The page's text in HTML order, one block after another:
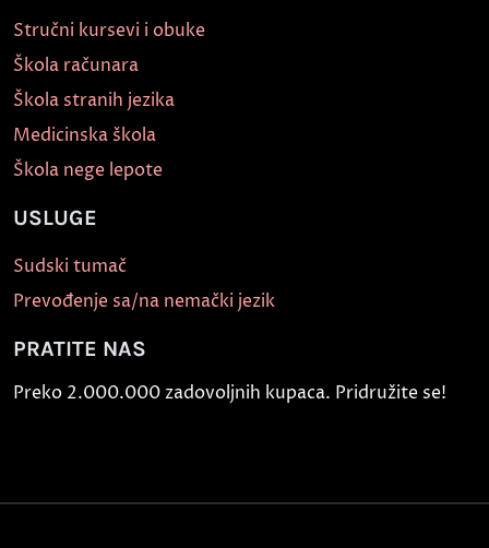
Stručni kursevi i obuke
Škola računara
Škola stranih jezika
Medicinska škola
Škola nege lepote
USLUGE
Sudski tumač
Prevođenje sa/na nemački jezik
PRATITE NAS
Preko 2.000.000 zadovoljnih kupaca. Pridružite se!